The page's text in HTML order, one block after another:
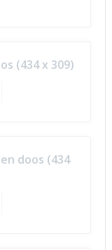
(434 x 309)
doos (434